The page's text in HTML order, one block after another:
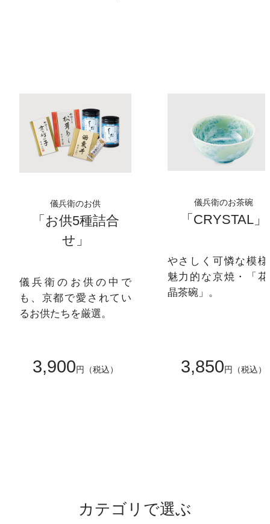
儀兵衛のお供
「お供5種詰合
せ」
儀兵衛のお供の中で
も、京都で愛されてい
るお供たちを厳選。
3,900円（税込）
儀兵衛のお茶碗
「CRYSTAL」
やさしく可憐な模
魅力的な京焼・「
晶茶碗」。
3,850円（税込）
カテゴリで選ぶ